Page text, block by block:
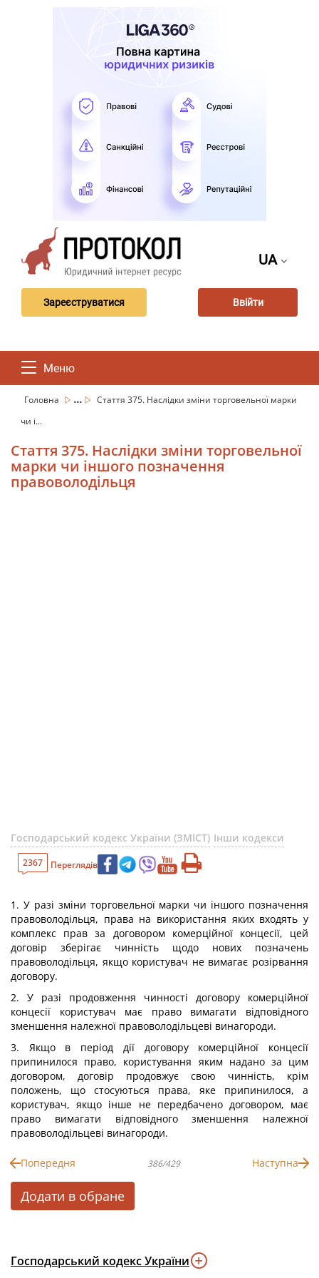
UA
Зареєструватися Ввійти
Меню
Головна ...
Стаття 375. Наслідки зміни торговельної марки
чи і...
Стаття 375. Наслідки зміни торговельної
марки чи іншого позначення
правоволодільця
Господарський кодекс України (ЗМІСТ) Інши кодекси
2367 Переглядів
1. У разі зміни торговельної марки чи іншого позначення
правоволодільця, права на використання яких входять у
комплекс прав за договором комерційної концесії, цей
договір зберігає чинність щодо нових позначень
правоволодільця, якщо користувач не вимагає розірвання
договору.
2. У разі продовження чинності договору комерційної
концесії користувач має право вимагати відповідного
зменшення належної правоволодільцеві винагороди.
3. Якщо в період дії договору комерційної концесії
припинилося право, користування яким надано за цим
договором, договір продовжує свою чинність, крім
положень, що стосуються права, яке припинилося, а
користувач, якщо інше не передбачено договором, має
право вимагати відповідного зменшення належної
правоволодільцеві винагороди.
Попередня 386/429 Наступна
Додати в обране
Господарський кодекс України